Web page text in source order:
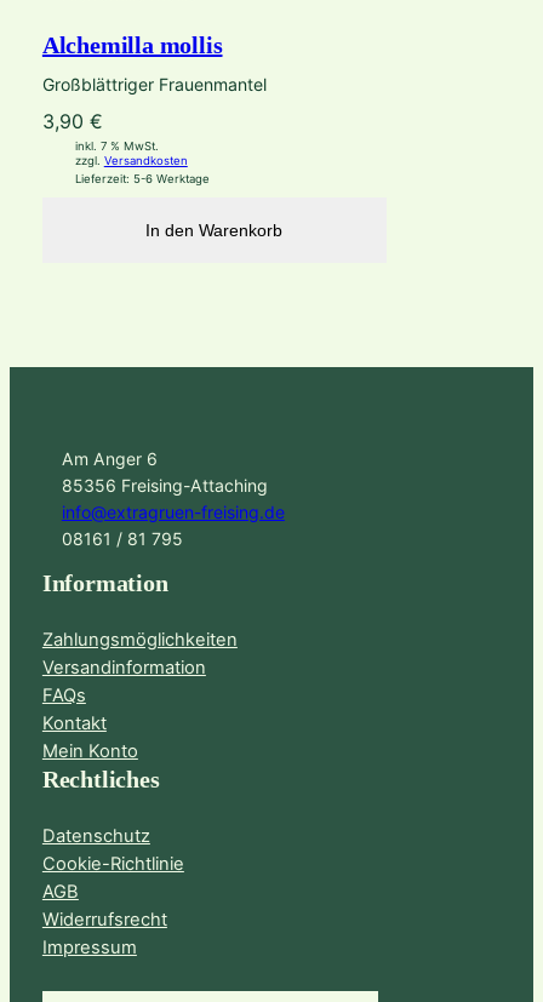
Alchemilla mollis
Großblättriger Frauenmantel
3,90 €
inkl. 7 % MwSt.
zzgl. Versandkosten
Lieferzeit: 5-6 Werktage
In den Warenkorb
Am Anger 6
85356 Freising-Attaching
info@extragruen-freising.de
08161 / 81 795
Information
Zahlungsmöglichkeiten
Versandinformation
FAQs
Kontakt
Mein Konto
Rechtliches
Datenschutz
Cookie-Richtlinie
AGB
Widerrufsrecht
Impressum